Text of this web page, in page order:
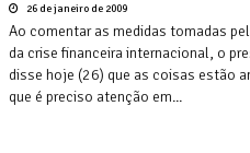
26 de janeiro de 2009
Ao comentar as medidas tomadas
da crise financeira internacional, o
disse hoje (26) que as coisas estão
que é preciso atenção em...